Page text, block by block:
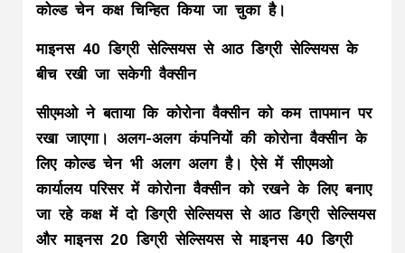
कोल्ड चेन कक्ष चिन्हित किया जा चुका है।
माइनस 40 डिग्री सेल्सियस से आठ डिग्री सेल्सियस के
बीच रखी जा सकेगी वैक्सीन
सीएमओ ने बताया कि कोरोना वैक्सीन को कम तापमान पर
रखा जाएगा। अलग-अलग कंपनियों की कोरोना वैक्सीन के
लिए कोल्ड चेन भी अलग अलग है। ऐसे में सीएमओ
कार्यालय परिसर में कोरोना वैक्सीन को रखने के लिए बनाए
जा रहे कक्ष में दो डिग्री सेल्सियस से आठ डिग्री सेल्सियस
और माइनस 20 डिग्री सेल्सियस से माइनस 40 डिग्री